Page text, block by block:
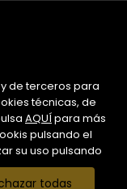
de terceros para
técnicas, de
AQUÍpara más
pulsando el
su uso pulsando
todas